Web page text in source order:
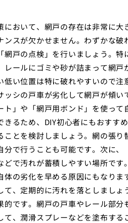
において、網戸の存在は非常に
ンスが欠かせません。わずかな破
網戸の点検」を行いましょう。
レールにゴミや砂が詰まって網
低い位置は特に破れやすいので
ッシの戸車が劣化して網戸が傾
ト」や「網戸用ボンド」を使っ
きるため、DIY初心者にもおすす
ことを検討しましょう。網の張
分で行うことも可能です。次に
どで汚れが蓄積しやすい場所で
体の劣化を早める原因にもなり
て、定期的に汚れを落としまし
的です。網戸の戸車やレール部
て、潤滑スプレーなどを塗布す